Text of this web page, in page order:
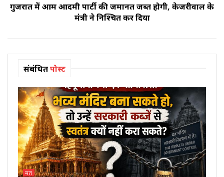
गुजरात में आम आदमी पार्टी की जमानत जब्त होगी, केजरीवाल के
मंत्री ने निश्चित कर दिया
संबंधितपोस्ट
मत